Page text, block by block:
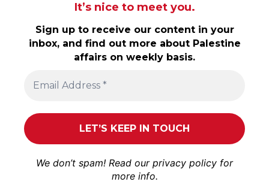
It’s nice to meet you.
Sign up to receive our content in your
inbox, and find out more about Palestine
affairs on weekly basis.
We don’t spam! Read our privacy policy for
more info.